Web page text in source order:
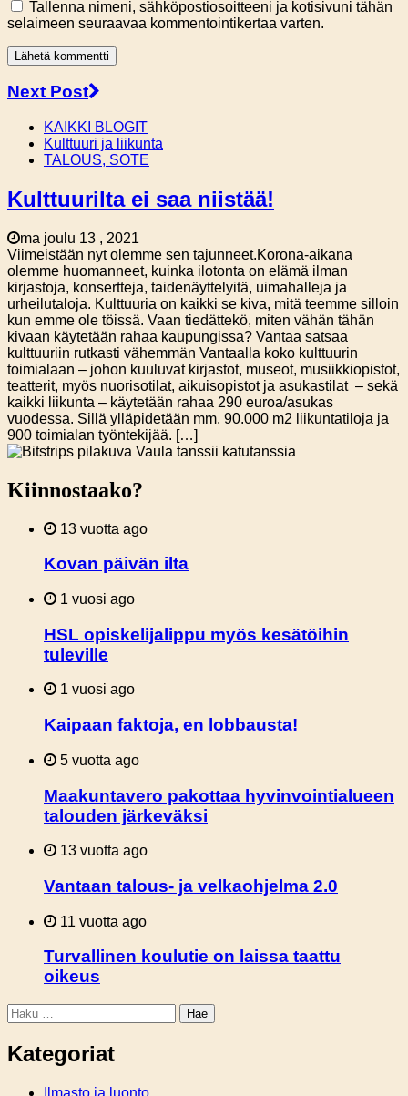
Tallenna nimeni, sähköpostiosoitteeni ja kotisivuni tähän
selaimeen seuraavaa kommentointikertaa varten.
Next Post
KAIKKI BLOGIT
Kulttuuri ja liikunta
TALOUS, SOTE
Kulttuurilta ei saa niistää!
ma joulu 13 , 2021
Viimeistään nyt olemme sen tajunneet.Korona-aikana
olemme huomanneet, kuinka ilotonta on elämä ilman
kirjastoja, konsertteja, taidenäyttelyitä, uimahalleja ja
urheilutaloja. Kulttuuria on kaikki se kiva, mitä teemme silloin
kun emme ole töissä. Vaan tiedättekö, miten vähän tähän
kivaan käytetään rahaa kaupungissa? Vantaa satsaa
kulttuuriin rutkasti vähemmän Vantaalla koko kulttuurin
toimialaan – johon kuuluvat kirjastot, museot, musiikkiopistot,
teatterit, myös nuorisotilat, aikuisopistot ja asukastilat – sekä
kaikki liikunta – käytetään rahaa 290 euroa/asukas
vuodessa. Sillä ylläpidetään mm. 90.000 m2 liikuntatiloja ja
900 toimialan työntekijää. […]
Kiinnostaako?
13 vuotta ago
Kovan päivän ilta
1 vuosi ago
HSL opiskelijalippu myös kesätöihin
tuleville
1 vuosi ago
Kaipaan faktoja, en lobbausta!
5 vuotta ago
Maakuntavero pakottaa hyvinvointialueen
talouden järkeväksi
13 vuotta ago
Vantaan talous- ja velkaohjelma 2.0
11 vuotta ago
Turvallinen koulutie on laissa taattu
oikeus
Haku:
Kategoriat
Ilmasto ja luonto